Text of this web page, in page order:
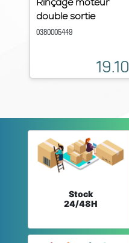
double sortie
0380005449
19.10
Stock
24/48H